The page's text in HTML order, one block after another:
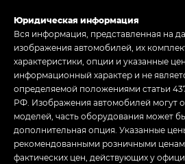
Юридическая информация
Вся информация, представленная на
изображения автомобилей, их
характеристики, опции и указанные
информационный характер и не
определяемой положениями статьи
РФ. Изображения автомобилей могут
моделей, часть оборудования может
дополнительная опция. Указанные
рекомендованными розничными
фактических цен, действующих у